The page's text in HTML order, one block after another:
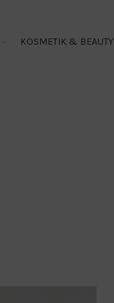
KOSMETIK & BEAUTY